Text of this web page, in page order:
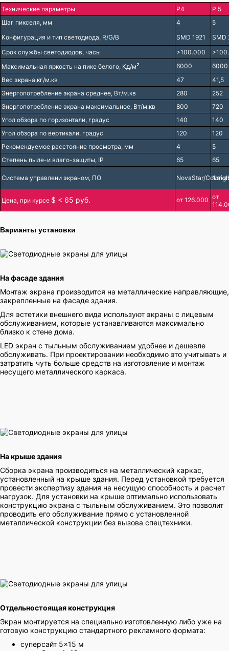
Технические параметры P4
P 5
Шаг пикселя, мм
4
5
Конфигурация и тип светодиода, R/G/B
SMD 1921
SMD
Срок службы светодиодов, часы
>100.000
Максимальная яркость на пике белого, Кд/м² 6000
6000
Вес экрана,кг/м.кв
47
41,5
Энергопотребление экрана среднее, Вт/м.кв
280
252
Энергопотребление экрана максимальное, Вт/м.кв
800
720
Угол обзора по горизонтали, градус
140
140
Угол обзора по вертикали, градус
120
120
Рекомендуемое расстояние просмотра, мм
4
5
Степень пыле-и влаго-защиты, IP
65 65
Система управлени экраном, ПО NovaStar/
Цена, при курсе $ < 65 руб. от 126.000 от
Варианты установки
На фасаде здания
Монтаж экрана производится на металлические направляющие,
закрепленные на фасаде здания.
Для эстетики внешнего вида используют экраны с лицевым
обслуживанием, которые устанавливаются максимально
близко к стене дома.
LED экран с тыльным обслуживанием удобнее и дешевле
обслуживать. При проектировании необходимо это учитывать и
затратить чуть больше средств на изготовление и монтаж
несущего металлического каркаса.
На крыше здания
Сборка экрана производиться на металлический каркас,
установленный на крыше здания. Перед установкой требуется
провести экспертизу здания на несущую способность и расчет
нагрузок. Для установки на крыше оптимально использовать
конструкцию экрана с тыльным обслуживанием. Это позволит
проводить его обслуживание прямо с установленной
металлической конструкции без вызова спецтехники.
Отдельностоящая конструкция
Экран монтируется на специально изготовленную либо уже на
готовую конструкцию стандартного рекламного формата:
суперсайт 5×15 м